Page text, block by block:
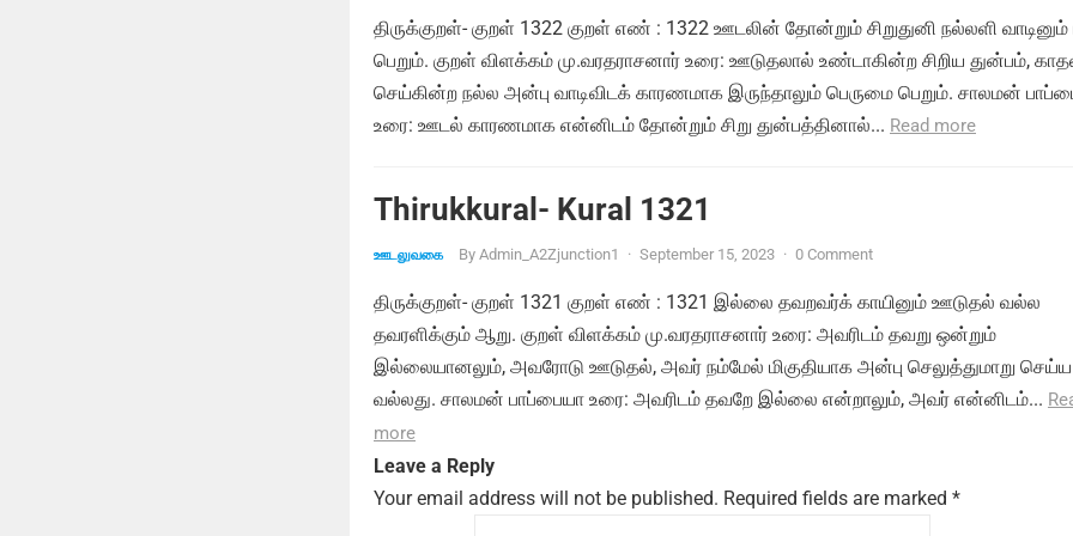
திருக்குறள்- குறள் 1322 குறள் எண் : 1322 ஊடலின் தோன்றும் சிறுதுனி நல்லளி வாடினும்
பெறும். குறள் விளக்கம் மு.வரதராசனார் உரை: ஊடுதலால் உண்டாகின்ற சிறிய துன்பம்,
செய்கின்ற நல்ல அன்பு வாடிவிடக் காரணமாக இருந்தாலும் பெருமை பெறும். சாலமன்
உரை: ஊடல் காரணமாக என்னிடம் தோன்றும் சிறு துன்பத்தினால்... Read more
Thirukkural- Kural 1321
ஊடலுவகை By Admin_A2Zjunction1 · September 15, 2023 · 0 Comment
திருக்குறள்- குறள் 1321 குறள் எண் : 1321 இல்லை தவறவர்க் காயினும் ஊடுதல் வல்ல
தவரளிக்கும் ஆறு. குறள் விளக்கம் மு.வரதராசனார் உரை: அவரிடம் தவறு ஒன்றும்
இல்லையானலும், அவரோடு ஊடுதல், அவர் நம்மேல் மிகுதியாக அன்பு செலுத்துமாறு செய்ய
வல்லது. சாலமன் பாப்பையா உரை: அவரிடம் தவறே இல்லை என்றாலும், அவர் என்னிடம்...
more
Leave a Reply
Your email address will not be published. Required fields are marked *